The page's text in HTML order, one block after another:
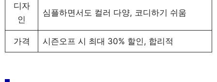
디자
인
심플하면서도 컬러 다양, 코디하기 쉬움
가격 시즌오프 시 최대 30% 할인, 합리적